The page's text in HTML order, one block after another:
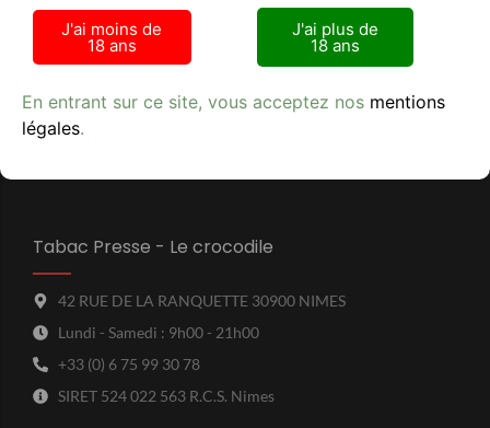
Tabac Presse - Le crocodile
42 RUE DE LA RANQUETTE 30900 NIMES
Lundi - Samedi : 9h00 - 21h00
+33 (0) 6 75 99 30 78
SIRET 524 022 563 R.C.S. Nimes
J'ai moins de
18 ans
J'ai plus de
18 ans
En entrant sur ce site, vous acceptez nos mentions
légales.